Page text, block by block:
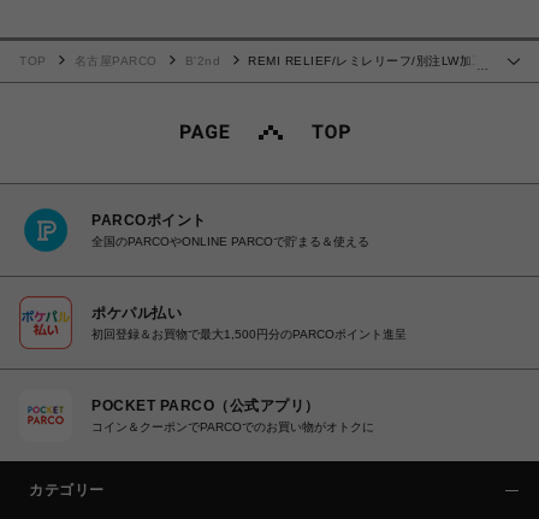
…
TOP 名古屋PARCO B'2nd
REMI RELIEF/レミレリーフ/別注LW加工
PARCOポイント
全国のPARCOやONLINE PARCOで貯まる＆使える
ポケパル払い
初回登録＆お買物で最大1,500円分のPARCOポイント進呈
POCKET PARCO（公式アプリ）
コイン＆クーポンでPARCOでのお買い物がオトクに
カテゴリー